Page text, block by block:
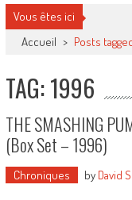
Vous êtes ici
Accueil > Posts
TAG: 1996
THE SMASHING
(Box Set – 1996)
Chroniques by David